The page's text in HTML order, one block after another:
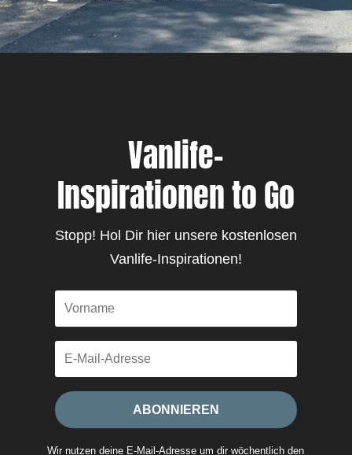
Vanlife-
Inspirationen to Go
Stopp! Hol Dir hier unsere kostenlosen
Vanlife-Inspirationen!
ABONNIEREN
Wir nutzen deine E-Mail-Adresse um dir wöchentlich den